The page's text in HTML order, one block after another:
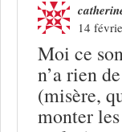
14
Moi ce
n’a rien
(misère,
monter